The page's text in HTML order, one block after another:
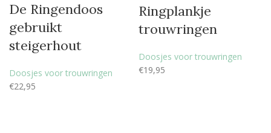
De Ringendoos
gebruikt
steigerhout
Doosjes voor trouwringen
€22,95
Ringplankje
trouwringen
Doosjes voor trouwringen
€19,95